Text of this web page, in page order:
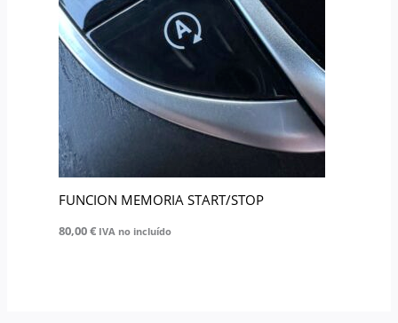
FUNCION MEMORIA START/STOP
80,00€ IVA no incluído